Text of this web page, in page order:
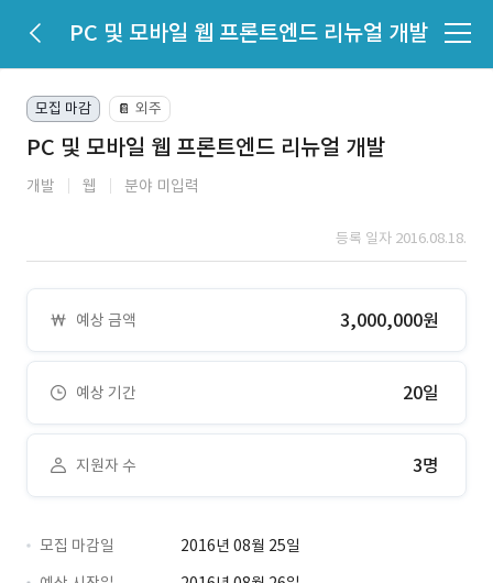
PC 및 모바일 웹 프론트엔드 리뉴얼 개발
모집 마감 📔 외주
PC 및 모바일 웹 프론트엔드 리뉴얼 개발
개발 웹 분야 미입력
등록 일자 2016.08.18.
예상 금액 3,000,000원
예상 기간 20일
지원자 수 3명
모집 마감일
2016년 08월 25일